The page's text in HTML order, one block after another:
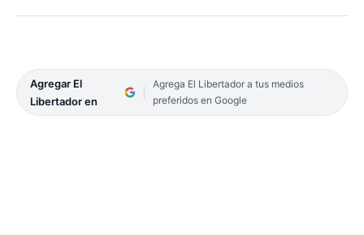
Agregar El
Libertador en
Agrega El Libertador a tus medios
preferidos en Google